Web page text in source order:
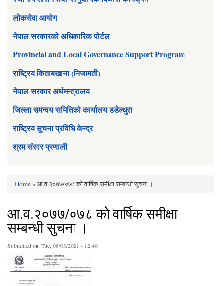
लोकसेवा आयोग
नेपाल सरकारको अधिकारिक पोर्टल
Provincial and Local Governance Support Program
राष्ट्रिय किताबखाना (निजामती)
नेपाल सरकार अर्थमन्त्रालय
जिल्ला समन्वय समितिको कार्यालय डडेल्धुरा
राष्ट्रिय सुचना प्रविधि केन्द्र
श्रम संसार प्रणाली
Home» आ.व.२०७७/०७८ को वार्षिक समीक्षा सम्बन्धी सुचना ।
आ.व.२०७७/०७८ को वार्षिक समीक्षा
सम्बन्धी सुचना ।
Submitted on:Tue, 08/03/2021 - 12:40